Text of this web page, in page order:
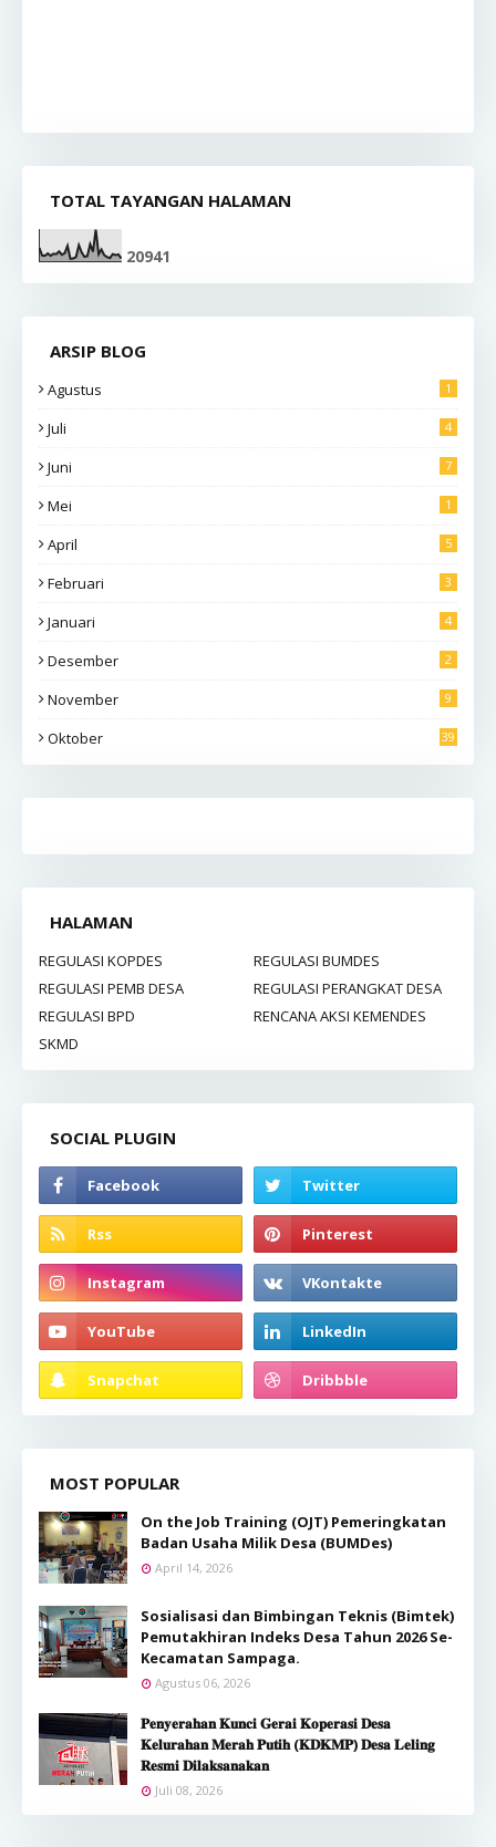
TOTAL TAYANGAN HALAMAN
20941
ARSIP BLOG
Agustus 1
Juli 4
Juni 7
Mei 1
April 5
Februari 3
Januari 4
Desember 2
November 9
Oktober 39
HALAMAN
REGULASI KOPDES
REGULASI BUMDES
REGULASI PEMB DESA
REGULASI PERANGKAT DESA
REGULASI BPD
RENCANA AKSI KEMENDES
SKMD
SOCIAL PLUGIN
MOST POPULAR
On the Job Training (OJT) Pemeringkatan
Badan Usaha Milik Desa (BUMDes)
April 14, 2026
Sosialisasi dan Bimbingan Teknis (Bimtek)
Pemutakhiran Indeks Desa Tahun 2026 Se-
Kecamatan Sampaga.
Agustus 06, 2026
𝐏𝐞𝐧𝐲𝐞𝐫𝐚𝐡𝐚𝐧 𝐊𝐮𝐧𝐜𝐢 𝐆𝐞𝐫𝐚𝐢 𝐊𝐨𝐩𝐞𝐫𝐚𝐬𝐢 𝐃𝐞𝐬𝐚
𝐊𝐞𝐥𝐮𝐫𝐚𝐡𝐚𝐧 𝐌𝐞𝐫𝐚𝐡 𝐏𝐮𝐭𝐢𝐡 (𝐊𝐃𝐊𝐌𝐏) 𝐃𝐞𝐬𝐚 𝐋𝐞𝐥𝐢𝐧𝐠
𝐑𝐞𝐬𝐦𝐢 𝐃𝐢𝐥𝐚𝐤𝐬𝐚𝐧𝐚𝐤𝐚𝐧
Juli 08, 2026